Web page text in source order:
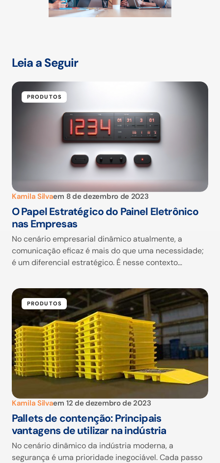
Leia a Seguir
PRODUTOS
Kamila Silvaem 8 de dezembro de 2023
O Papel Estratégico do Painel Eletrônico
nas Empresas
No cenário empresarial dinâmico atualmente, a
comunicação eficaz é mais do que uma necessidade;
é um diferencial estratégico. É nesse contexto…
PRODUTOS
Kamila Silvaem 12 de dezembro de 2023
Pallets de contenção: Principais
vantagens de utilizar na indústria
No cenário dinâmico da indústria moderna, a
segurança é uma prioridade inegociável. Cada passo